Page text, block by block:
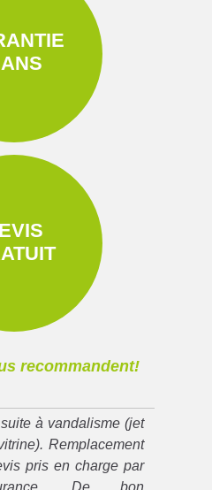
recommandent!
à vandalisme (jet
Remplacement
pris en charge par